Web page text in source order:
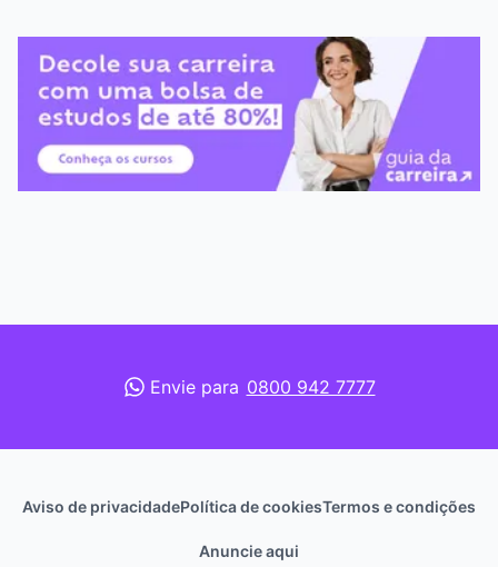
Envie para 0800 942 7777
Aviso de privacidadePolítica de cookiesTermos e condições
Anuncie aqui